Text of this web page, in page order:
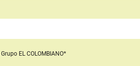
Grupo EL COLOMBIANO*